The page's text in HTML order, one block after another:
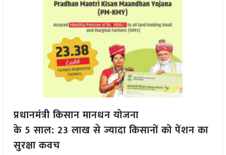
प्रधानमंत्री किसान मानधन योजना
के 5 साल: 23 लाख से ज्यादा किसानों को पेंशन का
सुरक्षा कवच